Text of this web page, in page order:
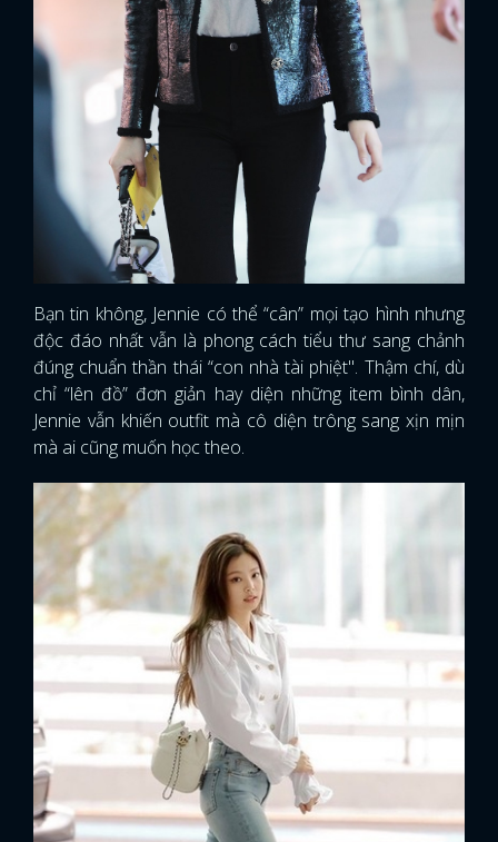
Bạn tin không, Jennie có thể “cân” mọi tạo hình nhưng
độc đáo nhất vẫn là phong cách tiểu thư sang chảnh
đúng chuẩn thần thái “con nhà tài phiệt". Thậm chí, dù
chỉ “lên đồ” đơn giản hay diện những item bình dân,
Jennie vẫn khiến outfit mà cô diện trông sang xịn mịn
mà ai cũng muốn học theo.